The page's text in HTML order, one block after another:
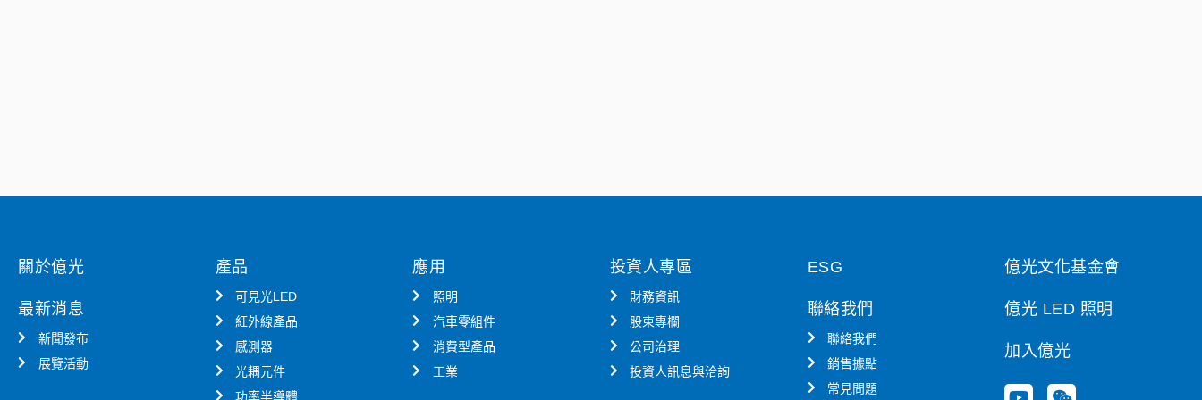
關於億光
最新消息
新聞發布
展覽活動
產品
可見光LED
紅外線產品
感測器
光耦元件
功率半導體
應用
照明
汽車零組件
消費型產品
工業
投資人專區
財務資訊
股東專欄
公司治理
投資人訊息與洽詢
ESG
聯絡我們
聯絡我們
銷售據點
常見問題
億光文化基金會
億光 LED 照明
加入億光
Y W